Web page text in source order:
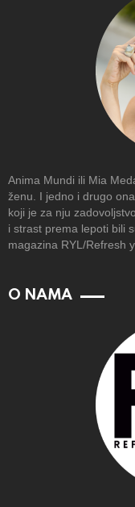
Anima Mundi ili Mia
ženu. I jedno i drugo
koji je za nju
i strast prema lepoti bili
magazina RYL/Refresh
O NAMA